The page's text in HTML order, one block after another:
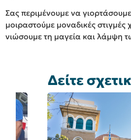
Σας περιμένουμε να
μοιραστούμε μοναδικές στιγμές
νιώσουμε τη μαγεία και λάμψη
Δείτε